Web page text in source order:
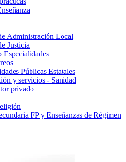
Administración Local
Justicia
Especialidades
Públicas Estatales
y servicios - Sanidad
privado
FP y Enseñanzas de Régimen